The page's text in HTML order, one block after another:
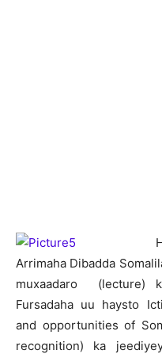
Arrimaha Dibadda
muxaadaro (lecture)
Fursadaha uu haysto
and opportunities of
recognition) ka